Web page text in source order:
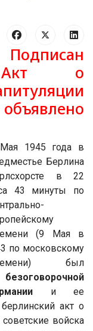
Акт о
1945 года в
Берлина
в 22
43 минуты по
(9 Мая в
по московскому
был
и ее
акт о
войска